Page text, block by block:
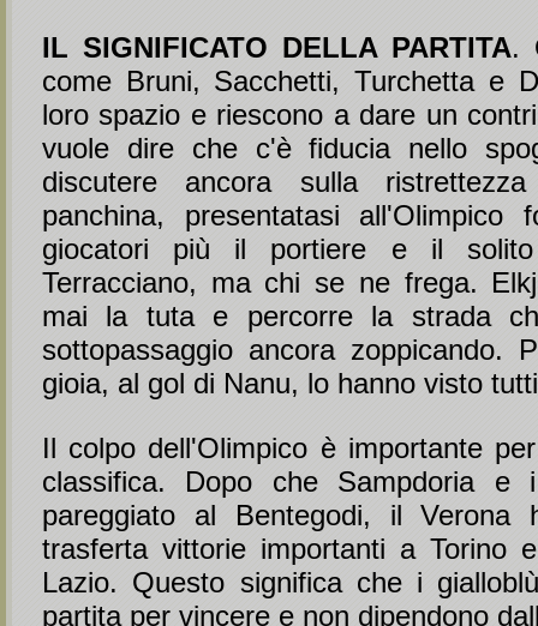
IL SIGNIFICATO DELLA PARTITA.
come Bruni, Sacchetti, Turchetta e
loro spazio e riescono a dare un
vuole dire che c'è fiducia nello
discutere ancora sulla
panchina, presentatasi
giocatori più il portiere e il solito
Terracciano, ma chi se ne frega.
mai la tuta e percorre la strada
sottopassaggio ancora zoppicando.
gioia, al gol di Nanu, lo hanno visto
Il colpo dell'Olimpico è importante
classifica. Dopo che Sampdoria e
pareggiato al Bentegodi, il Verona
trasferta vittorie importanti a Torino
Lazio. Questo significa che i
partita per vincere e non dipendono